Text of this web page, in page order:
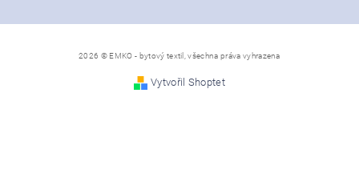
2026 © EMKO - bytový textil, všechna práva vyhrazena
Vytvořil Shoptet